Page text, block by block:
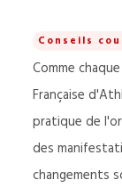
Conseils
Comme
Française
pratique de
des
changements